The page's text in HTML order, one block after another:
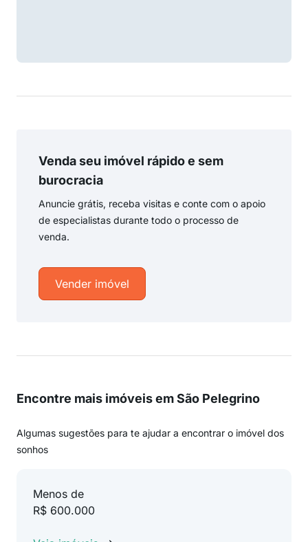
Venda seu imóvel rápido e sem
burocracia
Anuncie grátis, receba visitas e conte com o apoio
de especialistas durante todo o processo de
venda.
Vender imóvel
Encontre mais imóveis em São Pelegrino
Algumas sugestões para te ajudar a encontrar o imóvel dos
sonhos
Menos de
R$ 600.000